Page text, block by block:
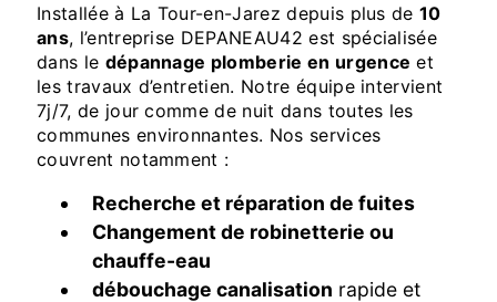
Installée à La Tour-en-Jarez depuis plus de10
ans, l’entreprise DEPANEAU42 est spécialisée
dans le dépannage plomberie en urgence et
les travaux d’entretien. Notre équipe intervient
7j/7, de jour comme de nuit dans toutes les
communes environnantes. Nos services
couvrent notamment :
Recherche et réparation de fuites
Changement de robinetterie ou
chauffe-eau
débouchage canalisation rapide et